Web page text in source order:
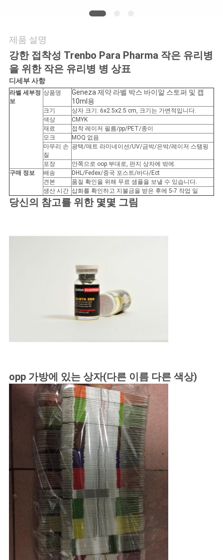
스
경
우
트
맵
제품 설명
강한 접착성 Trenbo Para Pharma 작은 유리병
을 위한 작은 유리병 병 상표
디 세부 사항
라벨 세부정
보
상품명
Geneza 제약 라벨 박스 바이알 스토퍼 및 캡
10ml용
크기
상자 크기: 6x2.5x2.5 cm, 크기는 가변적입니다.
색상
CMYK
재료
접착 레이저 필름/pp/PET/종이
모크
MOQ 없음
마무리 손
질
광택/매트 라미네이션/UV/금박/은박/레이저 스탬핑
포장
안쪽으로 oop 부대로, 판지 상자에 밖에.
구매 정보
배송
DHL/Fedex/중국 포스트/바다/Ect
견본
품질 확인을 위해 무료 샘플을 보낼 수 있습니다.
생산 시간 삽화를 확인하고 지불금을 받은 후에 5-7 작업 일
당신의 참고를 위한 몇몇 그림
opp 가방에 있는 상자(다른 이름 다른 색상)